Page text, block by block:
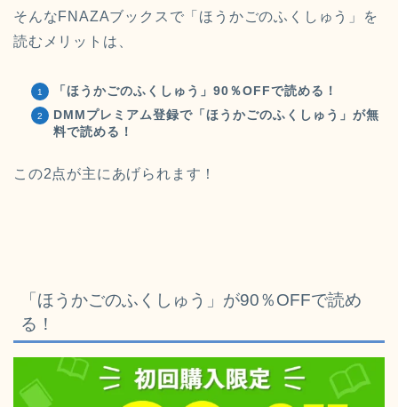
そんなFNAZAブックスで「ほうかごのふくしゅう」を
読むメリットは、
「ほうかごのふくしゅう」90％OFFで読める！
DMMプレミアム登録で「ほうかごのふくしゅう」が無
料で読める！
この2点が主にあげられます！
「ほうかごのふくしゅう 」が90％OFFで読め
る！